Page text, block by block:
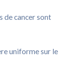
de cancer sont
uniforme sur le